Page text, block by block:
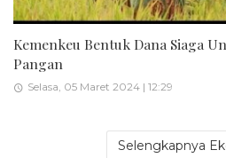
Kemenkeu Bentuk Dana Siaga
Pangan
Selasa, 05 Maret 2024 | 12:29
Selengkapnya